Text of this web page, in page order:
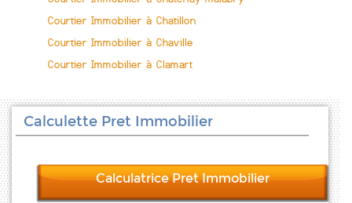
Courtier Immobilier à Chatillon
Courtier Immobilier à Chaville
Courtier Immobilier à Clamart
Calculette Pret Immobilier
Calculatrice Pret Immobilier